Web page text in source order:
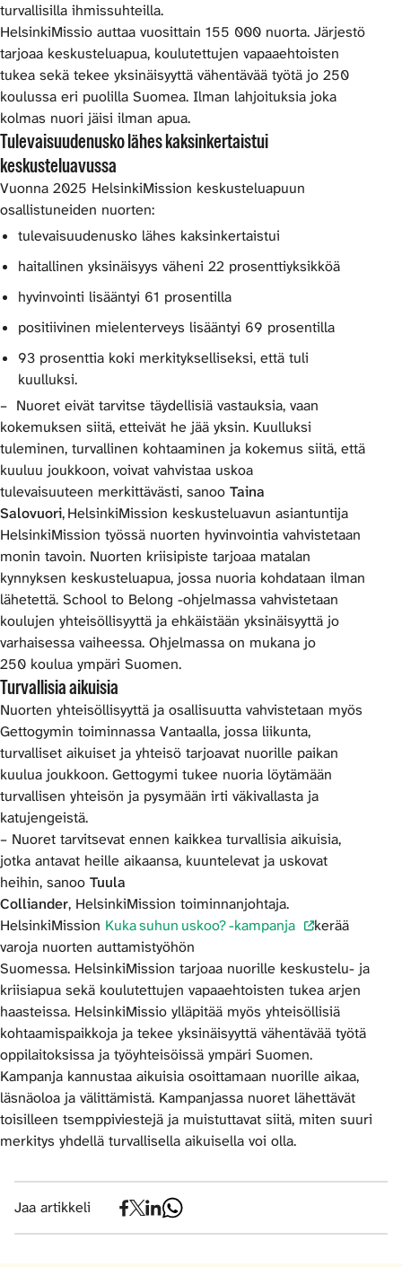
turvallisilla ihmissuhteilla.
HelsinkiMissio auttaa vuosittain 155 000 nuorta. Järjestö
tarjoaa keskusteluapua, koulutettujen vapaaehtoisten
tukea sekä tekee yksinäisyyttä vähentävää työtä jo 250
koulussa eri puolilla Suomea. Ilman lahjoituksia joka
kolmas nuori jäisi ilman apua.
Tulevaisuudenusko lähes kaksinkertaistui
keskusteluavussa
Vuonna 2025 HelsinkiMission keskusteluapuun
osallistuneiden nuorten:
tulevaisuudenusko lähes kaksinkertaistui
haitallinen yksinäisyys väheni 22 prosenttiyksikköä
hyvinvointi lisääntyi 61 prosentilla
positiivinen mielenterveys lisääntyi 69 prosentilla
93 prosenttia koki merkitykselliseksi, että tuli
kuulluksi.
– Nuoret eivät tarvitse täydellisiä vastauksia, vaan
kokemuksen siitä, etteivät he jää yksin. Kuulluksi
tuleminen, turvallinen kohtaaminen ja kokemus siitä, että
kuuluu joukkoon, voivat vahvistaa uskoa
tulevaisuuteen merkittävästi, sanoo Taina
Salovuori, HelsinkiMission keskusteluavun asiantuntija
HelsinkiMission työssä nuorten hyvinvointia vahvistetaan
monin tavoin. Nuorten kriisipiste tarjoaa matalan
kynnyksen keskusteluapua, jossa nuoria kohdataan ilman
lähetettä. School to Belong -ohjelmassa vahvistetaan
koulujen yhteisöllisyyttä ja ehkäistään yksinäisyyttä jo
varhaisessa vaiheessa. Ohjelmassa on mukana jo
250 koulua ympäri Suomen.
Turvallisia aikuisia
Nuorten yhteisöllisyyttä ja osallisuutta vahvistetaan myös
Gettogymin toiminnassa Vantaalla, jossa liikunta,
turvalliset aikuiset ja yhteisö tarjoavat nuorille paikan
kuulua joukkoon. Gettogymi tukee nuoria löytämään
turvallisen yhteisön ja pysymään irti väkivallasta ja
katujengeistä.
– Nuoret tarvitsevat ennen kaikkea turvallisia aikuisia,
jotka antavat heille aikaansa, kuuntelevat ja uskovat
heihin, sanoo Tuula
Colliander, HelsinkiMission toiminnanjohtaja.
HelsinkiMission Kuka suhun uskoo? -kampanja
kerää
varoja nuorten auttamistyöhön
Suomessa. HelsinkiMission tarjoaa nuorille keskustelu- ja
kriisiapua sekä koulutettujen vapaaehtoisten tukea arjen
haasteissa. HelsinkiMissio ylläpitää myös yhteisöllisiä
kohtaamispaikkoja ja tekee yksinäisyyttä vähentävää työtä
oppilaitoksissa ja työyhteisöissä ympäri Suomen.
Kampanja kannustaa aikuisia osoittamaan nuorille aikaa,
läsnäoloa ja välittämistä. Kampanjassa nuoret lähettävät
toisilleen tsemppiviestejä ja muistuttavat siitä, miten suuri
merkitys yhdellä turvallisella aikuisella voi olla.
Jaa artikkeli